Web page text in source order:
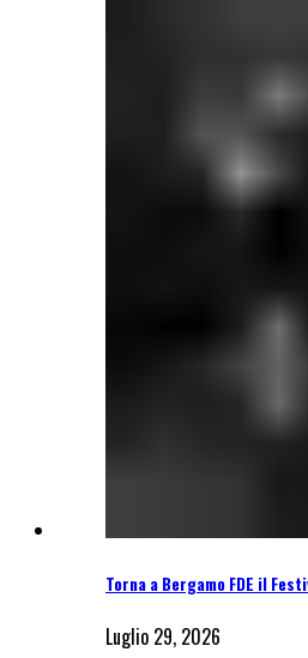
Torna a Bergamo FDE il
Luglio 29, 2026